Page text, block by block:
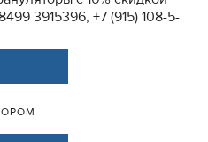
3915396, +7 (915) 108-5-